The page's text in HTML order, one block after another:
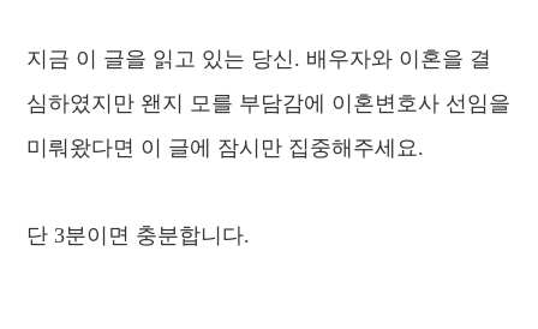
지금 이 글을 읽고 있는 당신. 배우자와 이혼을 결
심하였지만 왠지 모를 부담감에 이혼변호사 선임을
미뤄왔다면 이 글에 잠시만 집중해주세요.
단 3분이면 충분합니다.